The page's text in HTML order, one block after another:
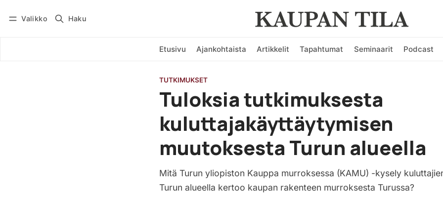
Valikko Haku
Etusivu Ajankohtaista Artikkelit Tapahtumat Seminaarit Podcast
TUTKIMUKSET
Tuloksia tutkimuksesta
kuluttajakäyttäytymisen
muutoksesta Turun alueella
Mitä Turun yliopiston Kauppa murroksessa (KAMU) -kysely
Turun alueella kertoo kaupan rakenteen murroksesta Turussa?